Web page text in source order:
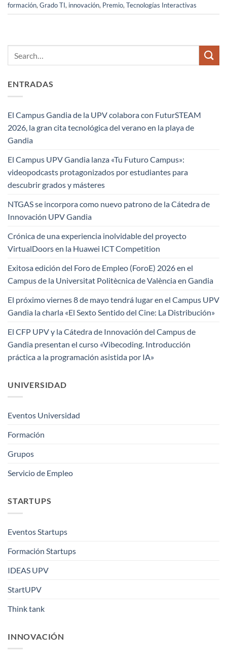
formación, Grado TI, innovación, Premio, Tecnologías Interactivas
ENTRADAS
El Campus Gandia de la UPV colabora con FuturSTEAM
2026, la gran cita tecnológica del verano en la playa de
Gandia
El Campus UPV Gandia lanza «Tu Futuro Campus»:
videopodcasts protagonizados por estudiantes para
descubrir grados y másteres
NTGAS se incorpora como nuevo patrono de la Cátedra de
Innovación UPV Gandia
Crónica de una experiencia inolvidable del proyecto
VirtualDoors en la Huawei ICT Competition
Exitosa edición del Foro de Empleo (ForoE) 2026 en el
Campus de la Universitat Politècnica de València en Gandia
El próximo viernes 8 de mayo tendrá lugar en el Campus UPV
Gandia la charla «El Sexto Sentido del Cine: La Distribución»
El CFP UPV y la Cátedra de Innovación del Campus de
Gandia presentan el curso «Vibecoding. Introducción
práctica a la programación asistida por IA»
UNIVERSIDAD
Eventos Universidad
Formación
Grupos
Servicio de Empleo
STARTUPS
Eventos Startups
Formación Startups
IDEAS UPV
StartUPV
Think tank
INNOVACIÓN